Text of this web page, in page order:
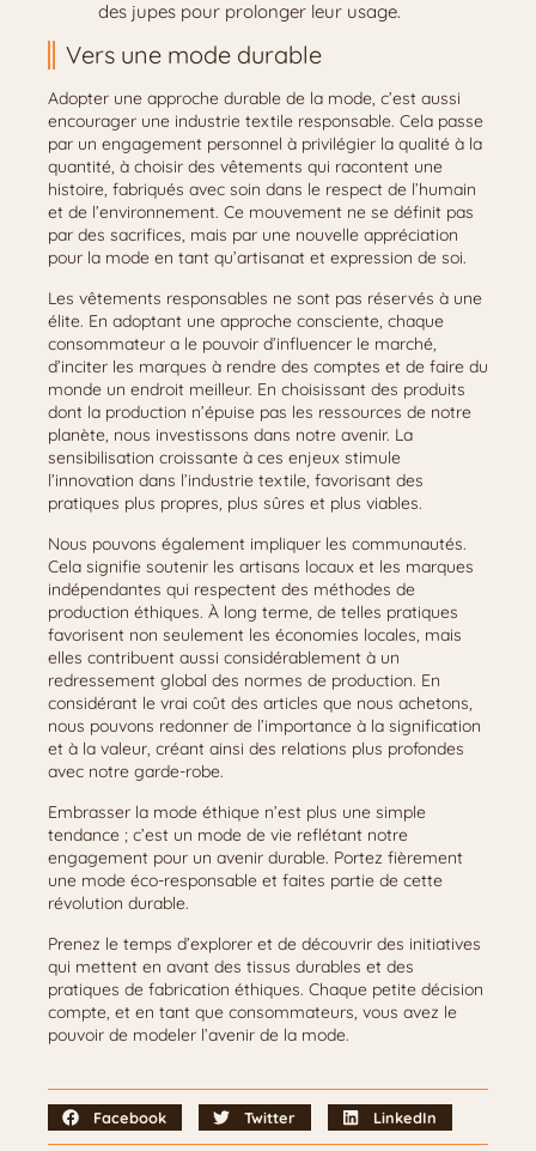
des jupes pour prolonger leur usage.
Vers une mode durable
Adopter une approche durable de la mode, c’est aussi
encourager une industrie textile responsable. Cela passe
par un engagement personnel à privilégier la qualité à la
quantité, à choisir des vêtements qui racontent une
histoire, fabriqués avec soin dans le respect de l’humain
et de l’environnement. Ce mouvement ne se définit pas
par des sacrifices, mais par une nouvelle appréciation
pour la mode en tant qu’artisanat et expression de soi.
Les vêtements responsables ne sont pas réservés à une
élite. En adoptant une approche consciente, chaque
consommateur a le pouvoir d’influencer le marché,
d’inciter les marques à rendre des comptes et de faire du
monde un endroit meilleur. En choisissant des produits
dont la production n’épuise pas les ressources de notre
planète, nous investissons dans notre avenir. La
sensibilisation croissante à ces enjeux stimule
l’innovation dans l’industrie textile, favorisant des
pratiques plus propres, plus sûres et plus viables.
Nous pouvons également impliquer les communautés.
Cela signifie soutenir les artisans locaux et les marques
indépendantes qui respectent des méthodes de
production éthiques. À long terme, de telles pratiques
favorisent non seulement les économies locales, mais
elles contribuent aussi considérablement à un
redressement global des normes de production. En
considérant le vrai coût des articles que nous achetons,
nous pouvons redonner de l’importance à la signification
et à la valeur, créant ainsi des relations plus profondes
avec notre garde-robe.
Embrasser la mode éthique n’est plus une simple
tendance ; c’est un mode de vie reflétant notre
engagement pour un avenir durable. Portez fièrement
une mode éco-responsable et faites partie de cette
révolution durable.
Prenez le temps d’explorer et de découvrir des initiatives
qui mettent en avant des tissus durables et des
pratiques de fabrication éthiques. Chaque petite décision
compte, et en tant que consommateurs, vous avez le
pouvoir de modeler l’avenir de la mode.
Facebook Twitter LinkedIn